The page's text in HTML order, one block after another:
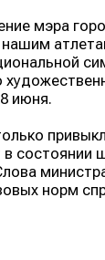
мэра
июня.
норм